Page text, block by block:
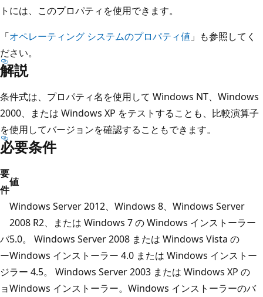
トには、このプロパティを使用できます。
「オペレーティング システムのプロパティ値 」も参照してく
ださい。
解説
条件式は、プロパティ名を使用して Windows NT、Windows
2000、または Windows XP をテストすることも、比較演算子
を使用してバージョンを確認することもできます。
必要条件
要
件
値
バ
ー
ジ
ョ
Windows Server 2012、Windows 8、Windows Server
2008 R2、または Windows 7 の Windows インストーラー
5.0。 Windows Server 2008 または Windows Vista の
Windows インストーラー 4.0 または Windows インストー
ラー 4.5。 Windows Server 2003 または Windows XP の
Windows インストーラー。Windows インストーラーのバ